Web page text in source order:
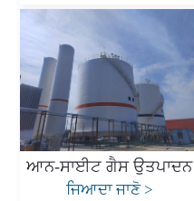
ਆਨ-ਸਾਈਟ ਗੈਸ ਉਤਪਾਦਨ
ਜਿਆਦਾ ਜਾਣੋ>